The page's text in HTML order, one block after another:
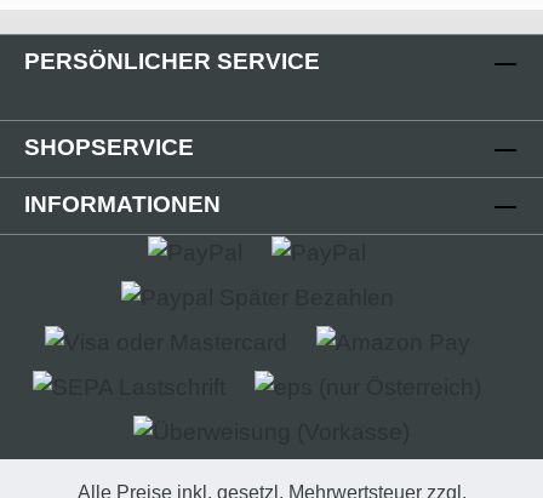
PERSÖNLICHER SERVICE
SHOPSERVICE
INFORMATIONEN
Alle Preise inkl. gesetzl. Mehrwertsteuer zzgl.